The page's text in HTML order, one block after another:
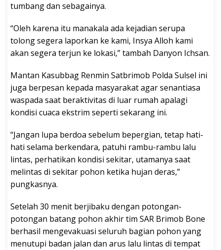
tumbang dan sebagainya.
“Oleh karena itu manakala ada kejadian serupa
tolong segera laporkan ke kami, Insya Alloh kami
akan segera terjun ke lokasi,” tambah Danyon Ichsan.
Mantan Kasubbag Renmin Satbrimob Polda Sulsel ini
juga berpesan kepada masyarakat agar senantiasa
waspada saat beraktivitas di luar rumah apalagi
kondisi cuaca ekstrim seperti sekarang ini.
“Jangan lupa berdoa sebelum bepergian, tetap hati-
hati selama berkendara, patuhi rambu-rambu lalu
lintas, perhatikan kondisi sekitar, utamanya saat
melintas di sekitar pohon ketika hujan deras,”
pungkasnya.
Setelah 30 menit berjibaku dengan potongan-
potongan batang pohon akhir tim SAR Brimob Bone
berhasil mengevakuasi seluruh bagian pohon yang
menutupi badan jalan dan arus lalu lintas di tempat